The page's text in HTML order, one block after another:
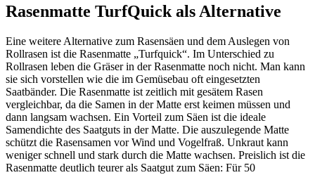
Rasenmatte TurfQuick als Alternative
Eine weitere Alternative zum Rasensäen und dem Auslegen von
Rollrasen ist die Rasenmatte „Turfquick“. Im Unterschied zu
Rollrasen leben die Gräser in der Rasenmatte noch nicht. Man kann
sie sich vorstellen wie die im Gemüsebau oft eingesetzten
Saatbänder. Die Rasenmatte ist zeitlich mit gesätem Rasen
vergleichbar, da die Samen in der Matte erst keimen müssen und
dann langsam wachsen. Ein Vorteil zum Säen ist die ideale
Samendichte des Saatguts in der Matte. Die auszulegende Matte
schützt die Rasensamen vor Wind und Vogelfraß. Unkraut kann
weniger schnell und stark durch die Matte wachsen. Preislich ist die
Rasenmatte deutlich teurer als Saatgut zum Säen: Für 50